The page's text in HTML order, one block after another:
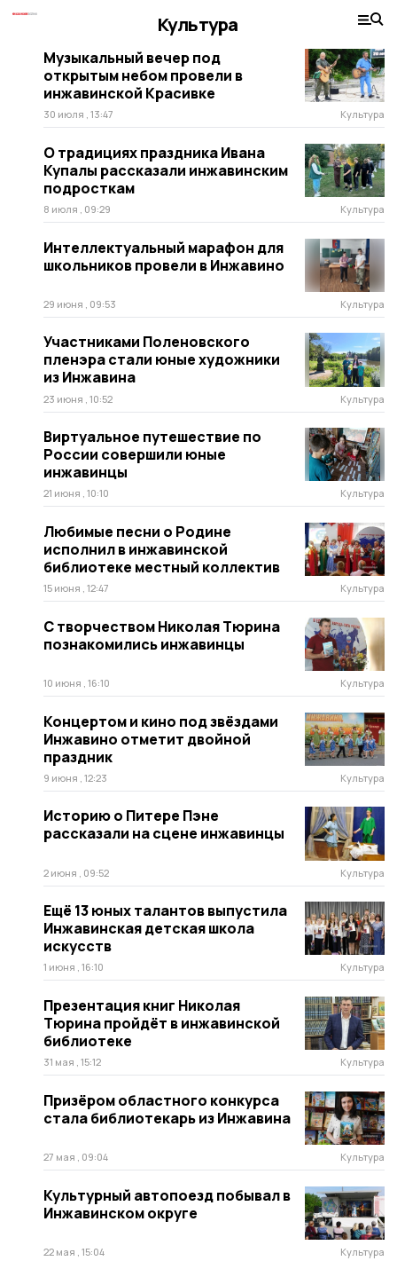
Культура
Музыкальный вечер под
открытым небом провели в
инжавинской Красивке
30 июля , 13:47 Культура
О традициях праздника Ивана
Купалы рассказали инжавинским
подросткам
8 июля , 09:29 Культура
Интеллектуальный марафон для
школьников провели в Инжавино
29 июня , 09:53 Культура
Участниками Поленовского
пленэра стали юные художники
из Инжавина
23 июня , 10:52 Культура
Виртуальное путешествие по
России совершили юные
инжавинцы
21 июня , 10:10 Культура
Любимые песни о Родине
исполнил в инжавинской
библиотеке местный коллектив
15 июня , 12:47 Культура
С творчеством Николая Тюрина
познакомились инжавинцы
10 июня , 16:10 Культура
Концертом и кино под звёздами
Инжавино отметит двойной
праздник
9 июня , 12:23 Культура
Историю о Питере Пэне
рассказали на сцене инжавинцы
2 июня , 09:52 Культура
Ещё 13 юных талантов выпустила
Инжавинская детская школа
искусств
1 июня , 16:10 Культура
Презентация книг Николая
Тюрина пройдёт в инжавинской
библиотеке
31 мая , 15:12 Культура
Призёром областного конкурса
стала библиотекарь из Инжавина
27 мая , 09:04 Культура
Культурный автопоезд побывал в
Инжавинском округе
22 мая , 15:04 Культура